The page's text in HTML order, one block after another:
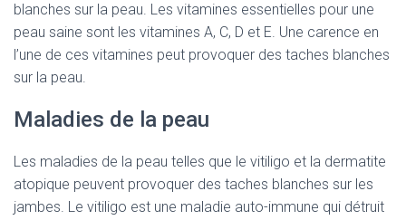
blanches sur la peau. Les vitamines essentielles pour une
peau saine sont les vitamines A, C, D et E. Une carence en
l’une de ces vitamines peut provoquer des taches blanches
sur la peau.
Maladies de la peau
Les maladies de la peau telles que le vitiligo et la dermatite
atopique peuvent provoquer des taches blanches sur les
jambes. Le vitiligo est une maladie auto-immune qui détruit